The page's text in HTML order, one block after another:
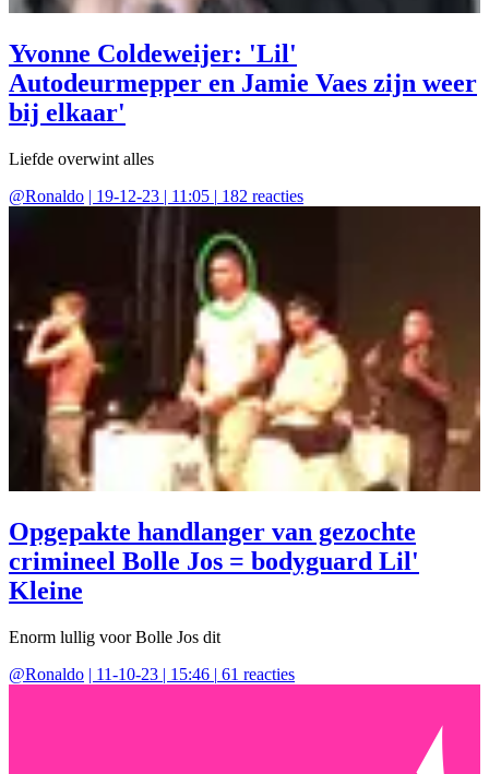
Yvonne Coldeweijer: 'Lil'
Autodeurmepper en Jamie Vaes zijn weer
bij elkaar'
Liefde overwint alles
@Ronaldo | 19-12-23 | 11:05 | 182 reacties
Opgepakte handlanger van gezochte
crimineel Bolle Jos = bodyguard Lil'
Kleine
Enorm lullig voor Bolle Jos dit
@Ronaldo | 11-10-23 | 15:46 | 61 reacties